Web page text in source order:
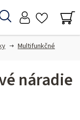
Hľadať
Multifunkčné
náradie